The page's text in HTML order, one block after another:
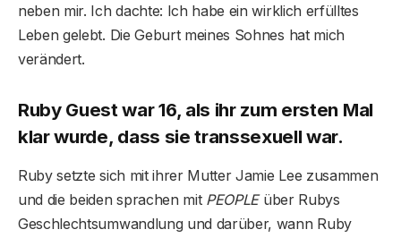
neben mir. Ich dachte: Ich habe ein wirklich erfülltes
Leben gelebt. Die Geburt meines Sohnes hat mich
verändert.
Ruby Guest war 16, als ihr zum ersten Mal
klar wurde, dass sie transsexuell war.
Ruby setzte sich mit ihrer Mutter Jamie Lee zusammen
und die beiden sprachen mit PEOPLEüber Rubys
Geschlechtsumwandlung und darüber, wann Ruby